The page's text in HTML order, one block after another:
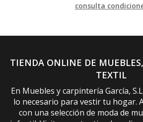
consulta
TIENDA ONLINE DE
TEXTIL
En Muebles y carpintería García,
lo necesario para vestir tu hogar.
con una selección de moda de